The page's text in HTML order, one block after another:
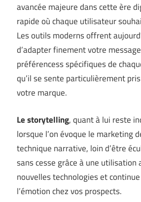
avancée majeure dans cette ère
rapide où chaque utilisateur
Les outils moderns offrent
d’adapter finement votre
préférencess spécifiques de
qu’il se sente particulièrement
votre marque.
Le storytelling, quant à lui reste
lorsque l’on évoque le marketing
technique narrative, loin d’être
sans cesse grâce à une utilisation
nouvelles technologies et
l’émotion chez vos prospects.